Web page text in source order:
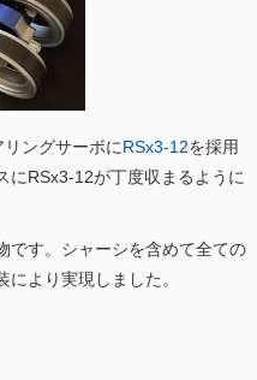
リングサーボにRSx3-12を採用
にRSx3-12が丁度収まるように
です。シャーシを含めて全ての
より実現しました。